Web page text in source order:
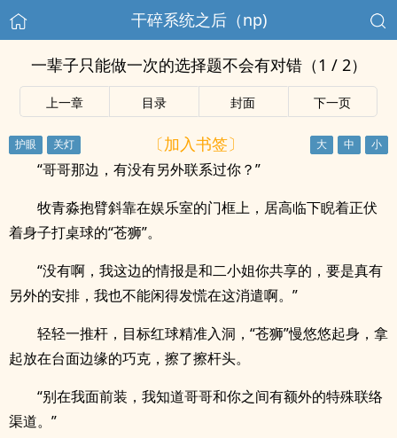
干碎系统之后（np)
一辈子只能做一次的选择题不会有对错（1 / 2）
上一章 目录 封面 下一页
〔加入书签〕
“哥哥那边，有没有另外联系过你？”
牧青淼抱臂斜靠在娱乐室的门框上，居高临下睨着正伏
着身子打桌球的“苍狮”。
“没有啊，我这边的情报是和二小姐你共享的，要是真有
另外的安排，我也不能闲得发慌在这消遣啊。”
轻轻一推杆，目标红球精准入洞，“苍狮”慢悠悠起身，拿
起放在台面边缘的巧克，擦了擦杆头。
“别在我面前装，我知道哥哥和你之间有额外的特殊联络
渠道。”